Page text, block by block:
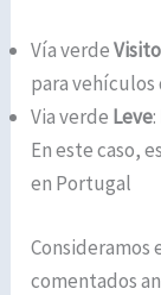
Vía verde
para vehículos
Via verde Leve
En este caso,
en Portugal
Consideramos
comentados